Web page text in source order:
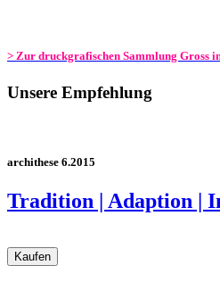
> Zur druckgrafischen Sammlung Gross
Unsere Empfehlung
archithese 6.2015
Tradition | Adaption |